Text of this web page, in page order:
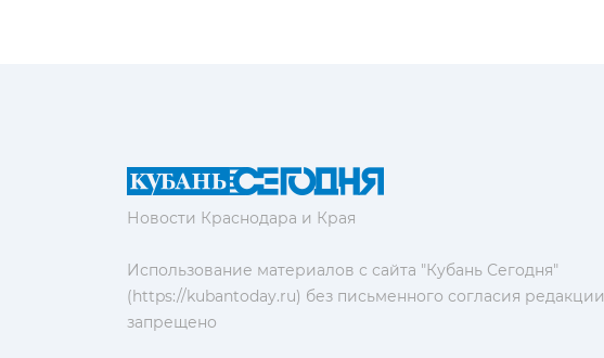
Новости Краснодара и Края
Использование материалов с сайта "Кубань Сегодня"
(https://kubantoday.ru) без письменного согласия редакции
запрещено